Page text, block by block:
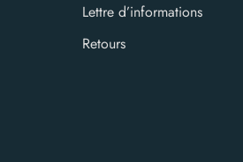
Lettre d’informations
Retours